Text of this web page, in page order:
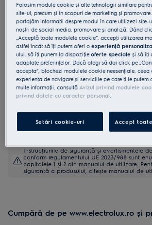
4.9 (24)
Fișa cu
Beneficii
SpaceSmart Combo 600 poate fi instalat sub
spațiu în bucătărie.
SpaceSmart Combo poate fi instalat sub plită
în bucătărie.
OptiSpace îți oferă spațiul de care ai nevoie
alimentele.
Instrucţiunile de siguranţă și avertismentele
conform regulamentului UE 2023/988 sunt
capitolele 1 și 2 din manualul de utilizare.
siguranţă a produsului, citește manualul de
Cumpără de pe www.electrolux.ro și
Folosim module cookie și alte tehnologii similare
site-ul, precum și în scopuri de marketing și promovare.
partajăm informaţii despre modul în care utilizezi site-
noștri de social media, promovare și analiză. Dând
„Acceptă toate modulele cookie”, accepţi utilizarea
astfel încât să îţi putem oferi oexperienţă
ului, să îţi punem la dispoziţieoferte speciale și să îţi
adaptate preferinţelor. Dacă alegi să dai click pe
accepta”, blochezi modulele cookie neesenţiale, ceea
experienţa de navigare și serviciile pe care ţi le putem
multe informaţii, consultă Avizul privind modulele
privind datele cu caracter personal.
Setări cookie-uri Accept